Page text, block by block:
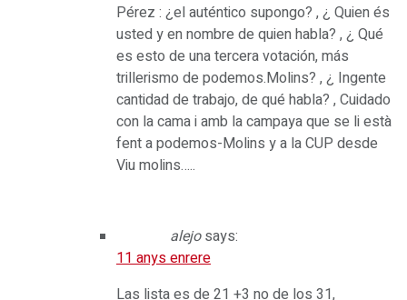
Pérez : ¿el auténtico supongo? , ¿ Quien és
usted y en nombre de quien habla? , ¿ Qué
es esto de una tercera votación, más
trillerismo de podemos.Molins? , ¿ Ingente
cantidad de trabajo, de qué habla? , Cuidado
con la cama i amb la campaya que se li està
fent a podemos-Molins y a la CUP desde
Viu molins…..
alejo says:
11 anys enrere
Las lista es de 21 +3 no de los 31,